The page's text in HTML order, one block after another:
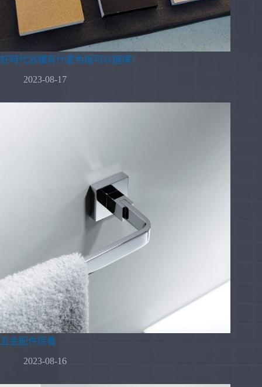
好時代浴櫃有什麼色板可以選擇?
2023-08-17
五金配件保養
2023-08-16